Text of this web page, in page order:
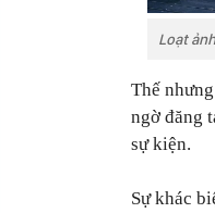
Loạt
Thế
ngờ đăng
sự kiện.
Sự khác